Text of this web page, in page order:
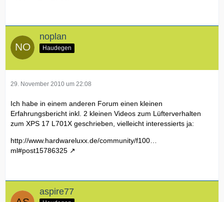
noplan
Haudegen
29. November 2010 um 22:08
Ich habe in einem anderen Forum einen kleinen
Erfahrungsbericht inkl. 2 kleinen Videos zum Lüfterverhalten
zum XPS 17 L701X geschrieben, vielleicht interessierts ja:
http://www.hardwareluxx.de/community/f100…
ml#post15786325
aspire77